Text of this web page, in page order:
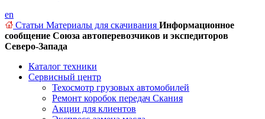
en
Статьи Материалы для скачивания Информационное
сообщение Союза автоперевозчиков и экспедиторов
Северо-Запада
Каталог техники
Сервисный центр
Техосмотр грузовых автомобилей
Ремонт коробок передач Скания
Акции для клиентов